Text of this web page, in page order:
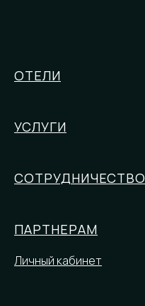
ОТЕЛИ
УСЛУГИ
СОТРУДНИЧЕСТВО
ПАРТНЕРАМ
Личный кабинет